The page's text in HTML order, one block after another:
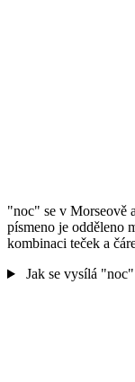
"noc" se v Morseově
písmeno je odděleno
kombinaci teček a
Jak se vysílá